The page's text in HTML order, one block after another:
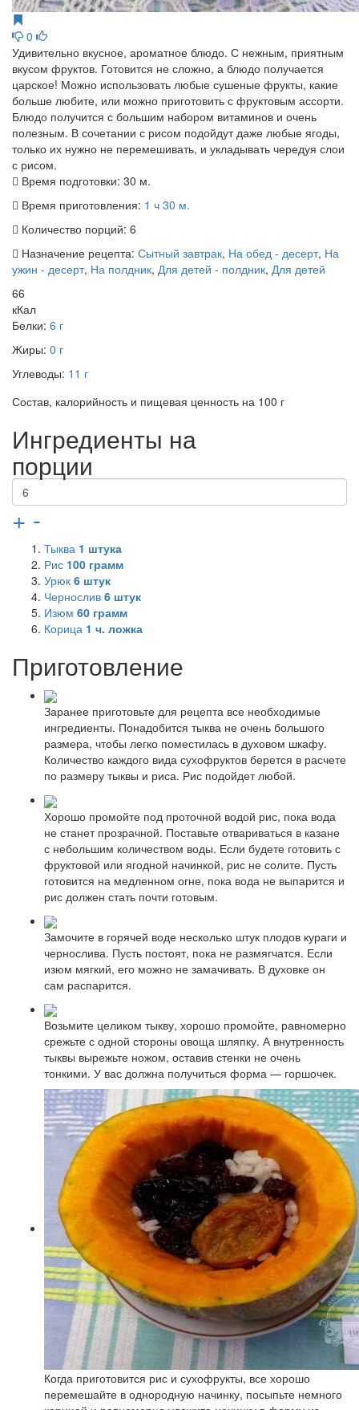
0
Удивительно вкусное, ароматное блюдо. С нежным, приятным
вкусом фруктов. Готовится не сложно, а блюдо получается
царское! Можно использовать любые сушеные фрукты, какие
больше любите, или можно приготовить с фруктовым ассорти.
Блюдо получится с большим набором витаминов и очень
полезным. В сочетании с рисом подойдут даже любые ягоды,
только их нужно не перемешивать, и укладывать чередуя слои
с рисом.
Время подготовки: 30 м.
Время приготовления: 1 ч 30 м.
Количество порций: 6
Назначение рецепта: Сытный завтрак, На обед - десерт, На
ужин - десерт, На полдник, Для детей - полдник, Для детей
66
кКал
Белки: 6 г
Жиры: 0 г
Углеводы: 11 г
Состав, калорийность и пищевая ценность на 100 г
Ингредиенты на
порции
+ -
Тыква 1 штука
Рис 100 грамм
Урюк 6 штук
Чернослив 6 штук
Изюм 60 грамм
Корица 1 ч. ложка
Приготовление
Заранее приготовьте для рецепта все необходимые
ингредиенты. Понадобится тыква не очень большого
размера, чтобы легко поместилась в духовом шкафу.
Количество каждого вида сухофруктов берется в расчете
по размеру тыквы и риса. Рис подойдет любой.
Хорошо промойте под проточной водой рис, пока вода
не станет прозрачной. Поставьте отвариваться в казане
с небольшим количеством воды. Если будете готовить с
фруктовой или ягодной начинкой, рис не солите. Пусть
готовится на медленном огне, пока вода не выпарится и
рис должен стать почти готовым.
Замочите в горячей воде несколько штук плодов кураги и
чернослива. Пусть постоят, пока не размягчатся. Если
изюм мягкий, его можно не замачивать. В духовке он
сам распарится.
Возьмите целиком тыкву, хорошо промойте, равномерно
срежьте с одной стороны овоща шляпку. А внутренность
тыквы вырежьте ножом, оставив стенки не очень
тонкими. У вас должна получиться форма — горшочек.
Когда приготовится рис и сухофрукты, все хорошо
перемешайте в однородную начинку, посыпьте немного